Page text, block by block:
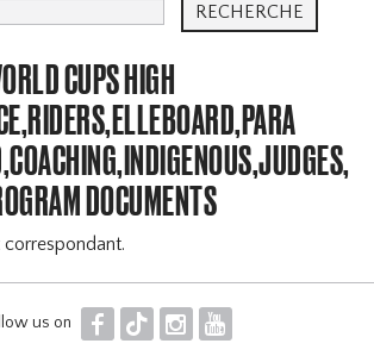
CUPS HIGH
DOCUMENTS
us on F T I Y